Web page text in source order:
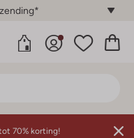
70% korting!